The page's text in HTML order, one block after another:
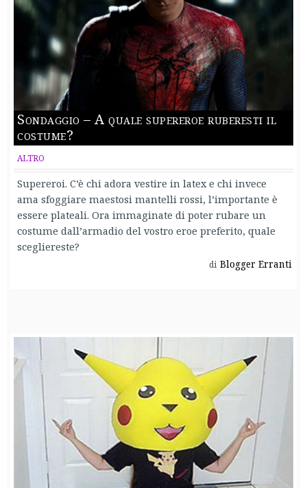
Sondaggio – A quale supereroe ruberesti il
costume?
ALTRO
Supereroi. C’è chi adora vestire in latex e chi invece
ama sfoggiare maestosi mantelli rossi, l’importante è
essere plateali. Ora immaginate di poter rubare un
costume dall’armadio del vostro eroe preferito, quale
scegliereste?
di Blogger Erranti